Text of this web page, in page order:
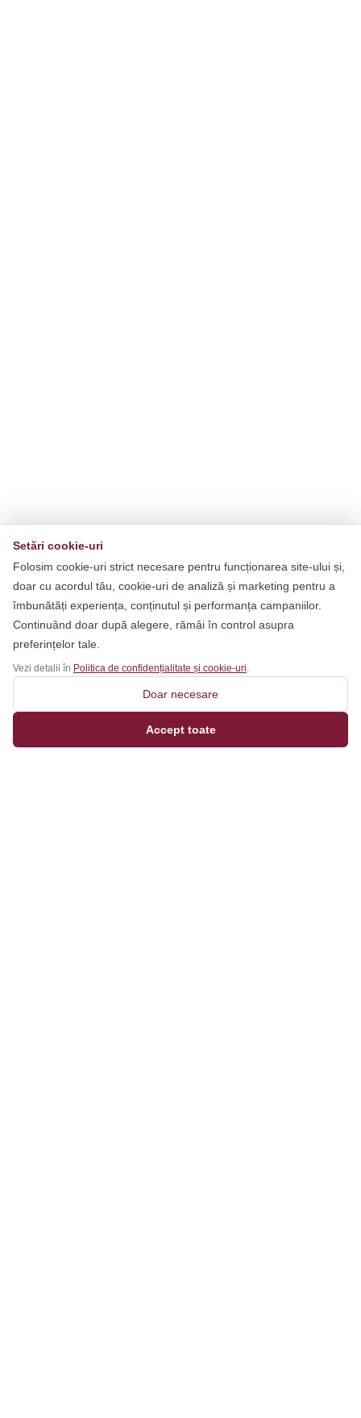
Setări cookie-uri
Folosim cookie-uri strict necesare pentru funcționarea site-ului și,
doar cu acordul tău, cookie-uri de analiză și marketing pentru a
îmbunătăți experiența, conținutul și performanța campaniilor.
Continuând doar după alegere, rămâi în control asupra
preferințelor tale.
Vezi detalii în Politica de confidențialitate și cookie-uri.
Doar necesare
Accept toate